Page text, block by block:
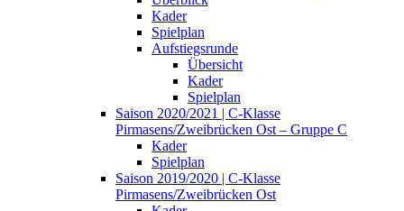
Kader
Spielplan
Aufstiegsrunde
Übersicht
Kader
Spielplan
Saison 2020/2021 | C-Klasse
Pirmasens/Zweibrücken Ost – Gruppe C
Kader
Spielplan
Saison 2019/2020 | C-Klasse
Pirmasens/Zweibrücken Ost